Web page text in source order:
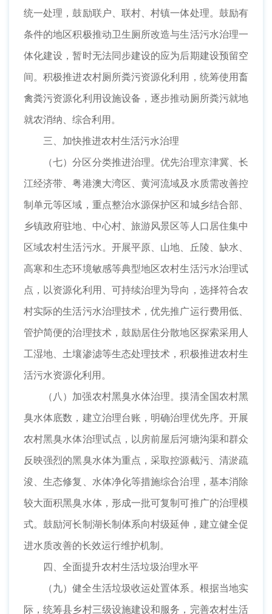
统一处理，鼓励联户、联村、村镇一体处理。鼓励有
条件的地区积极推动卫生厕所改造与生活污水治理一
体化建设，暂时无法同步建设的应为后期建设预留空
间。积极推进农村厕所粪污资源化利用，统筹使用畜
禽粪污资源化利用设施设备，逐步推动厕所粪污就地
就农消纳、综合利用。
三、加快推进农村生活污水治理
（七）分区分类推进治理。优先治理京津冀、长
江经济带、粤港澳大湾区、黄河流域及水质需改善控
制单元等区域，重点整治水源保护区和城乡结合部、
乡镇政府驻地、中心村、旅游风景区等人口居住集中
区域农村生活污水。开展平原、山地、丘陵、缺水、
高寒和生态环境敏感等典型地区农村生活污水治理试
点，以资源化利用、可持续治理为导向，选择符合农
村实际的生活污水治理技术，优先推广运行费用低、
管护简便的治理技术，鼓励居住分散地区探索采用人
工湿地、土壤渗滤等生态处理技术，积极推进农村生
活污水资源化利用。
（八）加强农村黑臭水体治理。摸清全国农村黑
臭水体底数，建立治理台账，明确治理优先序。开展
农村黑臭水体治理试点，以房前屋后河塘沟渠和群众
反映强烈的黑臭水体为重点，采取控源截污、清淤疏
浚、生态修复、水体净化等措施综合治理，基本消除
较大面积黑臭水体，形成一批可复制可推广的治理模
式。鼓励河长制湖长制体系向村级延伸，建立健全促
进水质改善的长效运行维护机制。
四、全面提升农村生活垃圾治理水平
（九）健全生活垃圾收运处置体系。根据当地实
际，统筹县乡村三级设施建设和服务，完善农村生活